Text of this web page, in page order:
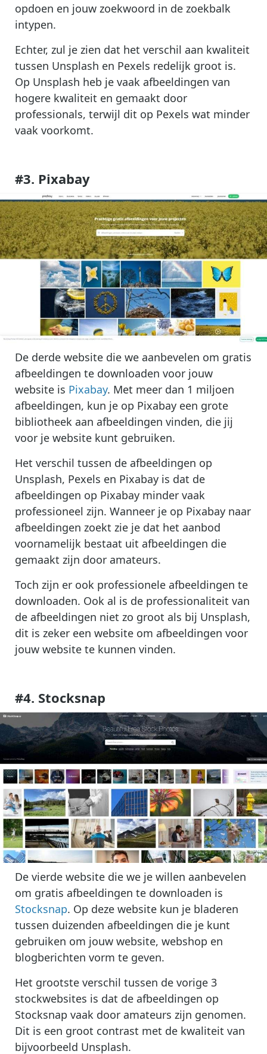
opdoen en jouw zoekwoord in de zoekbalk
intypen.
Echter, zul je zien dat het verschil aan kwaliteit
tussen Unsplash en Pexels redelijk groot is.
Op Unsplash heb je vaak afbeeldingen van
hogere kwaliteit en gemaakt door
professionals, terwijl dit op Pexels wat minder
vaak voorkomt.
#3. Pixabay
De derde website die we aanbevelen om gratis
afbeeldingen te downloaden voor jouw
website is Pixabay. Met meer dan 1 miljoen
afbeeldingen, kun je op Pixabay een grote
bibliotheek aan afbeeldingen vinden, die jij
voor je website kunt gebruiken.
Het verschil tussen de afbeeldingen op
Unsplash, Pexels en Pixabay is dat de
afbeeldingen op Pixabay minder vaak
professioneel zijn. Wanneer je op Pixabay naar
afbeeldingen zoekt zie je dat het aanbod
voornamelijk bestaat uit afbeeldingen die
gemaakt zijn door amateurs.
Toch zijn er ook professionele afbeeldingen te
downloaden. Ook al is de professionaliteit van
de afbeeldingen niet zo groot als bij Unsplash,
dit is zeker een website om afbeeldingen voor
jouw website te kunnen vinden.
#4. Stocksnap
De vierde website die we je willen aanbevelen
om gratis afbeeldingen te downloaden is
Stocksnap. Op deze website kun je bladeren
tussen duizenden afbeeldingen die je kunt
gebruiken om jouw website, webshop en
blogberichten vorm te geven.
Het grootste verschil tussen de vorige 3
stockwebsites is dat de afbeeldingen op
Stocksnap vaak door amateurs zijn genomen.
Dit is een groot contrast met de kwaliteit van
bijvoorbeeld Unsplash.